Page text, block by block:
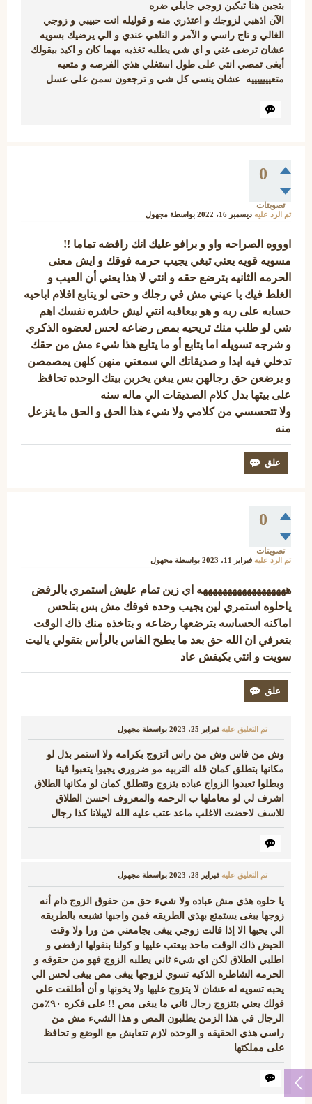
بتجين هنا تبكين زوجي جابلي ضره
الآن اذهبي لزوجك و اعتذري منه و قوليله انت حبيبي و زوجي
الغالي و تاج راسي و الآمر و الناهي عندي و الي يرضيك بسويه
عشان ترضى عني و اي شي يطلبه تغذيه مهما كان و اكيد بيقولك
أبغى تمصي انتي على طول استغلي هذي الفرصه و متعيه
متعيييييييه عشان ينسى كل شي و ترجعون سمن على عسل
0
تصويتات
تم الرد عليه ديسمبر 16، 2022 بواسطة مجهول
اوووه الصراحه واو و برافو عليك انك رافضه تماما !!
مسويه قويه يعني تبغي يجيب حرمه فوقك و ايش معنى
الحرمه الثانيه بترضع حقه و انتي لا هذا يعني أن العيب و
الغلط فيك يا عيني مش في رجلك و حتى لو يتابع افلام اباحيه
حسابه على ربه و هو بيعاقبه انتي ليش حاشره نفسك اهم
شي لو طلب منك تريحيه بمص رضاعه لحس لعضوه الذكري
و شرجه تسويله اما يتابع أو ما يتابع هذا شيء مش من حقك
تدخلي فيه ابدا و صديقاتك الي سمعتي منهن كلهن يمصمصن
و يرضعن حق رجالهن بس يبغن يخربن بيتك الوحده تحافظ
على بيتها بدل كلام الصديقات الي ماله سنه
ولا تتحسسي من كلامي ولا شيء هذا الحق و الحق ما ينزعل
منه
0
تصويتات
تم الرد عليه فبراير 11، 2023 بواسطة مجهول
ههههههههههههههههههه اي زين تمام عليش استمري بالرفض
ياحلوه استمري لين يجيب وحده فوقك مش بس بتلحس
اماكنه الحساسه بترضعها رضاعه و بتاخذه منك ذاك الوقت
بتعرفي ان الله حق بعد ما يطيح الفاس بالرأس بتقولي ياليت
سويت و انتي بكيفش عاد
تم التعليق عليه فبراير 25، 2023 بواسطة مجهول
وش من فاس وش من راس اتزوج بكرامه ولا استمر بذل لو
مكانها بتطلق كمان قله التربيه مو ضروري يجيوا يتعبوا فينا
وبطلوا تعبدوا الزواج عباده يتزوج وتتطلق كمان لو مكانها الطلاق
اشرف لي لو معاملها ب الرحمه والمعروف احسن الطلاق
للاسف لاحضت الاغلب ماعد عتب عليه الله لايبلانا كذا رجال
تم التعليق عليه فبراير 28، 2023 بواسطة مجهول
يا حلوه هذي مش عباده ولا شيء حق من حقوق الزوج دام أنه
زوجها يبغى يستمتع بهذي الطريقه فمن واجبها تشبعه بالطريقه
الي يحبها الا إذا قالت زوجي يبغى يجامعني من ورا ولا وقت
الحيض ذاك الوقت ماحد بيعتب عليها و كولنا بنقولها ارفضي و
اطلبي الطلاق لكن اي شيء ثاني يطلبه الزوج فهو من حقوقه و
الحرمه الشاطره الذكيه تسوي لزوجها يبغى مص يبغى لحس الي
يحبه تسويه له عشان لا يتزوج عليها ولا يخونها و أن أطلقت على
قولك يعني بتتزوج رجال ثاني ما يبغى مص !! على فكره ٩٠٪من
الرجال في هذا الزمن يطلبون المص و هذا الشيء مش من
راسي هذي الحقيقه و الوحده لازم تتعايش مع الوضع و تحافظ
على مملكتها